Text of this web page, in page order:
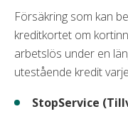
Försäkring som kan
kreditkortet om
arbetslös under en
utestående kredit
StopService